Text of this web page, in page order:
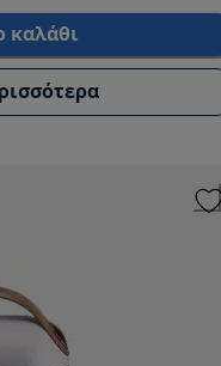
καλάθι